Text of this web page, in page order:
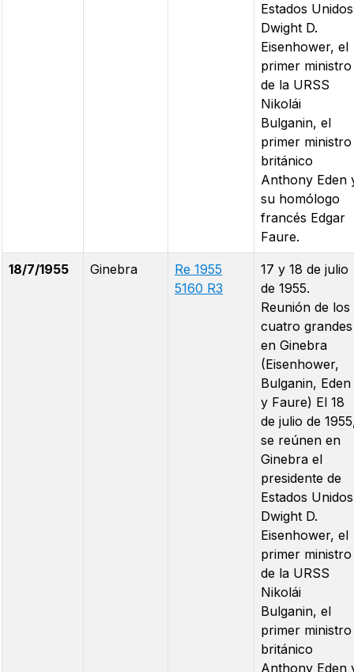
Estados Unidos
Dwight D.
Eisenhower, el
primer ministro
de la URSS
Nikolái
Bulganin, el
primer ministro
británico
Anthony Eden
su homólogo
francés Edgar
Faure.
18/7/1955 Ginebra
Re 1955
5160 R3
17 y 18 de julio
de 1955.
Reunión de los
cuatro grandes
en Ginebra
(Eisenhower,
Bulganin, Eden
y Faure) El 18
de julio de
se reúnen en
Ginebra el
presidente de
Estados Unidos
Dwight D.
Eisenhower, el
primer ministro
de la URSS
Nikolái
Bulganin, el
primer ministro
británico
Anthony Eden